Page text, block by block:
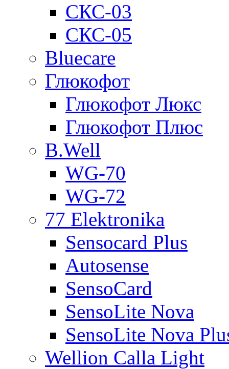
СКС-03
СКС-05
Bluecare
Глюкофот
Глюкофот Люкс
Глюкофот Плюс
B.Well
WG-70
WG-72
77 Elektronika
Sensocard Plus
Autosense
SensoCard
SensoLite Nova
SensoLite Nova
Wellion Calla Light